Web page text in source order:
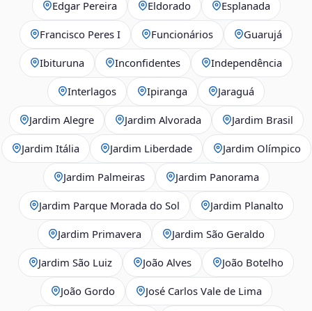
Edgar Pereira Eldorado Esplanada
Francisco Peres I Funcionários Guarujá
Ibituruna Inconfidentes Independência
Interlagos Ipiranga Jaraguá
Jardim Alegre Jardim Alvorada Jardim Brasil
Jardim Itália Jardim Liberdade Jardim Olímpico
Jardim Palmeiras Jardim Panorama
Jardim Parque Morada do Sol Jardim Planalto
Jardim Primavera Jardim São Geraldo
Jardim São Luiz João Alves João Botelho
João Gordo José Carlos Vale de Lima